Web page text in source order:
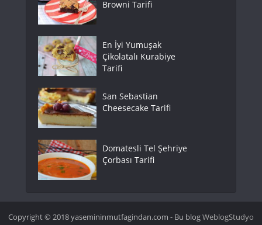
Browni Tarifi
En İyi Yumuşak
Çikolatalı Kurabiye
Tarifi
San Sebastian
Cheesecake Tarifi
Domatesli Tel Şehriye
Çorbası Tarifi
Copyright © 2018 yasemininmutfagindan.com - Bu blogWeblogStudyo